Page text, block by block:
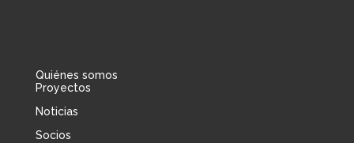
Quiénes somos
Proyectos
Noticias
Socios